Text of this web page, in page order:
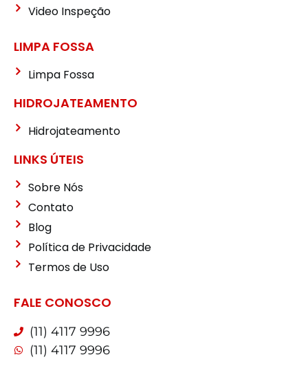
Video Inspeção
LIMPA FOSSA
Limpa Fossa
HIDROJATEAMENTO
Hidrojateamento
LINKS ÚTEIS
Sobre Nós
Contato
Blog
Política de Privacidade
Termos de Uso
FALE CONOSCO
(11) 4117 9996
(11) 4117 9996